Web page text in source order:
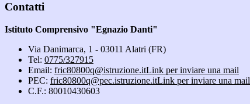
Contatti
Istituto Comprensivo "Egnazio Danti"
Via Danimarca, 1 - 03011 Alatri (FR)
Tel: 0775/327915
Email: fric80800q@istruzione.itLink per inviare una mail
PEC: fric80800q@pec.istruzione.itLink per inviare una mail
C.F.: 80010430603